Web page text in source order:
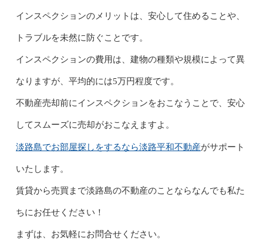
インスペクションのメリットは、安心して住めることや、
トラブルを未然に防ぐことです。
インスペクションの費用は、建物の種類や規模によって異
なりますが、平均的には5万円程度です。
不動産売却前にインスペクションをおこなうことで、安心
してスムーズに売却がおこなえますよ。
淡路島でお部屋探しをするなら淡路平和不動産がサポート
いたします。
賃貸から売買まで淡路島の不動産のことならなんでも私た
ちにお任せください！
まずは、お気軽にお問合せください。